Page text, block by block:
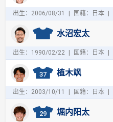
出生：2006/08/31 国籍：日本
水沼宏太
出生：1990/02/22 国籍：日本
37 植木飒
出生：2003/10/11 国籍：日本
29 堀内阳太